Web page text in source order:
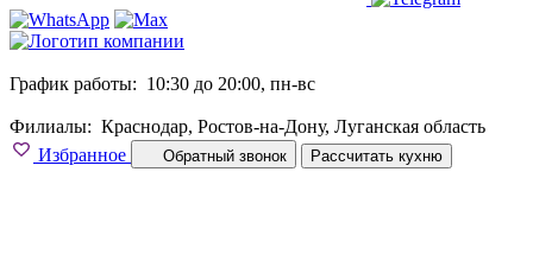
График работы: 10:30 до 20:00, пн-вс
Филиалы: Краснодар, Ростов-на-Дону, Луганская область
Избранное
Обратный звонок Рассчитать кухню